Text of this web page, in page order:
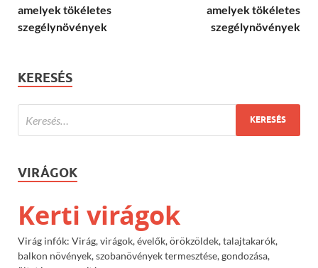
amelyek tökéletes
szegélynövények
amelyek tökéletes
szegélynövények
KERESÉS
VIRÁGOK
Kerti virágok
Virág infók: Virág, virágok, évelők, örökzöldek, talajtakarók,
balkon növények, szobanövények termesztése, gondozása,